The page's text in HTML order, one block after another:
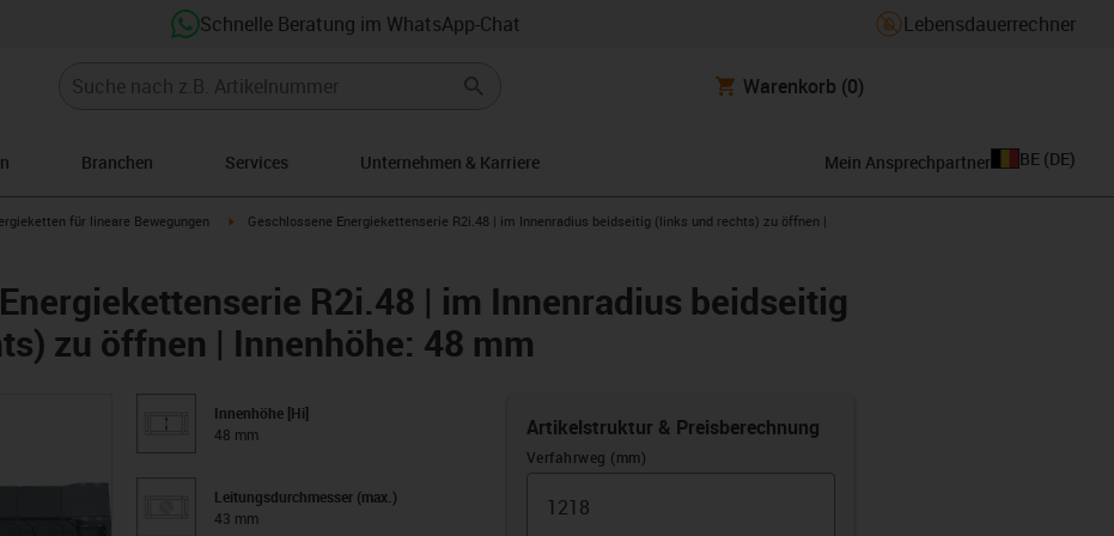
Schnelle Beratung im WhatsApp-Chat Lebensdauerrechner
Warenkorb (0)
Branchen Services Unternehmen & Karriere Mein Ansprechpartner BE (DE)
icon-arrow-rightfür lineare Bewegungen igus-icon-arrow-right
Geschlossene Energiekettenserie R2i.48 | im Innenradius beidseitig (links und rechts) zu öffnen |
R2i.48 | im Innenradius beidseitig
zu öffnen | Innenhöhe: 48 mm
Innenhöhe [Hi]
48 mm
Leitungsdurchmesser (max.)
43 mm
Artikelstruktur & Preisberechnung
Verfahrweg (mm)